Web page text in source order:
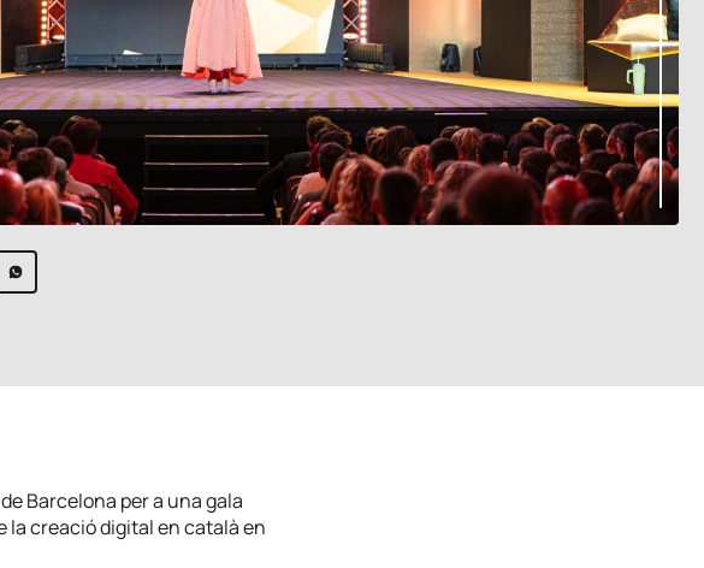
Barcelona per a una gala
la creació digital en català en